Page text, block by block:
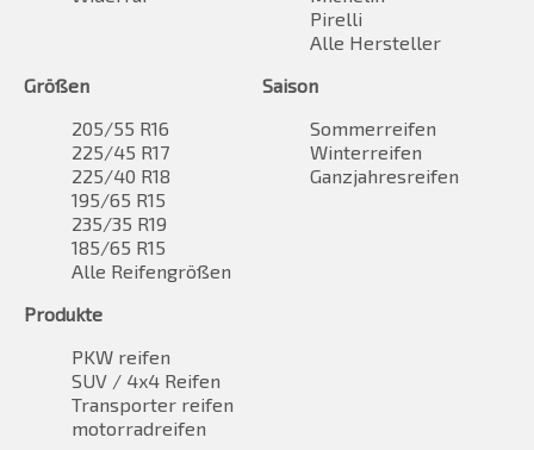
Pirelli
Alle Hersteller
Größen
205/55 R16
225/45 R17
225/40 R18
195/65 R15
235/35 R19
185/65 R15
Alle Reifengrößen
Saison
Sommerreifen
Winterreifen
Ganzjahresreifen
Produkte
PKW reifen
SUV / 4x4 Reifen
Transporter reifen
motorradreifen